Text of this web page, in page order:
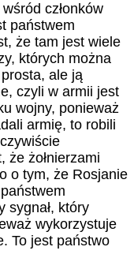
członków
państwem
że tam jest wiele
których można
ale ją
czyli w armii jest
wojny, ponieważ
armię, to robili
że żołnierzami
o tym, że Rosjanie
sygnał, który
wykorzystuje
To jest państwo